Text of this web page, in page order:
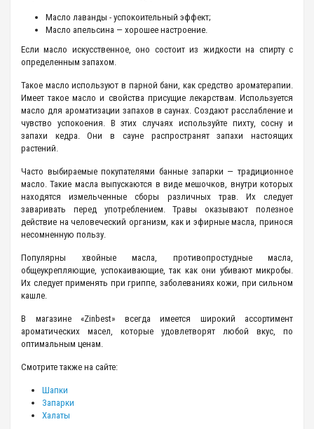
Масло лаванды - успокоительный эффект;
Масло апельсина — хорошее настроение.
Если масло искусственное, оно состоит из жидкости на спирту с
определенным запахом.
Такое масло используют в парной бани, как средство ароматерапии.
Имеет такое масло и свойства присущие лекарствам. Используется
масло для ароматизации запахов в саунах. Создают расслабление и
чувство успокоения. В этих случаях используйте пихту, сосну и
запахи кедра. Они в сауне распространят запахи настоящих
растений.
Часто выбираемые покупателями банные запарки — традиционное
масло. Такие масла выпускаются в виде мешочков, внутри которых
находятся измельченные сборы различных трав. Их следует
заваривать перед употреблением. Травы оказывают полезное
действие на человеческий организм, как и эфирные масла, принося
несомненную пользу.
Популярны хвойные масла, противопростудные масла,
общеукрепляющие, успокаивающие, так как они убивают микробы.
Их следует применять при гриппе, заболеваниях кожи, при сильном
кашле.
В магазине «Zinbest» всегда имеется широкий ассортимент
ароматических масел, которые удовлетворят любой вкус, по
оптимальным ценам.
Смотрите также на сайте:
Шапки
Запарки
Халаты